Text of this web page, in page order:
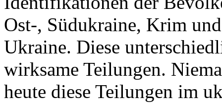
Ost-, Südukraine, Krim
Ukraine. Diese
wirksame Teilungen.
heute diese Teilungen im